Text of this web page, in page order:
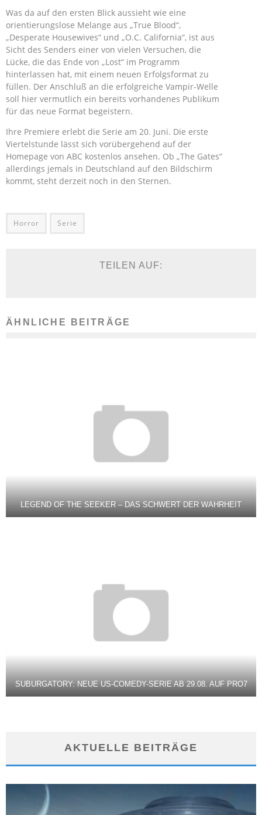
Was da auf den ersten Blick aussieht wie eine
orientierungslose Melange aus „True Blood“,
„Desperate Housewives“ und „O.C. California“, ist aus
Sicht des Senders einer von vielen Versuchen, die
Lücke, die das Ende von „Lost“ im Programm
hinterlassen hat, mit einem neuen Erfolgsformat zu
füllen. Der Anschluß an die erfolgreiche Vampir-Welle
soll hier vermutlich ein bereits vorhandenes Publikum
für das neue Format begeistern.
Ihre Premiere erlebt die Serie am 20. Juni. Die erste
Viertelstunde lässt sich vorübergehend auf der
Homepage von ABC kostenlos ansehen. Ob „The Gates“
allerdings jemals in Deutschland auf den Bildschirm
kommt, steht derzeit noch in den Sternen.
Horror Serie
TEILEN AUF:
ÄHNLICHE BEITRÄGE
LEGEND OF THE SEEKER – DAS SCHWERT DER WAHRHEIT
SUBURGATORY: NEUE US-COMEDY-SERIE AB 29.08. AUF PRO7
AKTUELLE BEITRÄGE